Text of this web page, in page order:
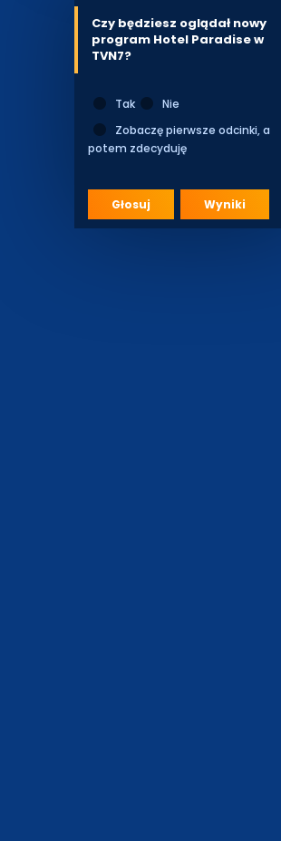
Czy będziesz oglądał nowy
program Hotel Paradise w
TVN7?
Tak
Nie
Zobaczę pierwsze odcinki, a
potem zdecyduję
Głosuj Wyniki